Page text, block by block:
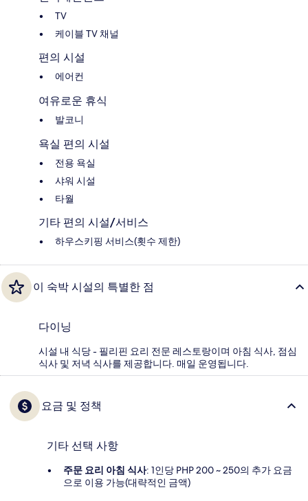
TV
케이블 TV 채널
편의 시설
에어컨
여유로운 휴식
발코니
욕실 편의 시설
전용 욕실
샤워 시설
타월
기타 편의 시설/서비스
하우스키핑 서비스(횟수 제한)
이 숙박 시설의 특별한 점
다이닝
시설 내 식당 - 필리핀 요리 전문 레스토랑이며 아침 식사, 점심
식사 및 저녁 식사를 제공합니다. 매일 운영됩니다.
요금 및 정책
기타 선택 사항
주문 요리 아침 식사: 1인당 PHP 200 ~ 250의 추가 요금
으로 이용 가능(대략적인 금액)